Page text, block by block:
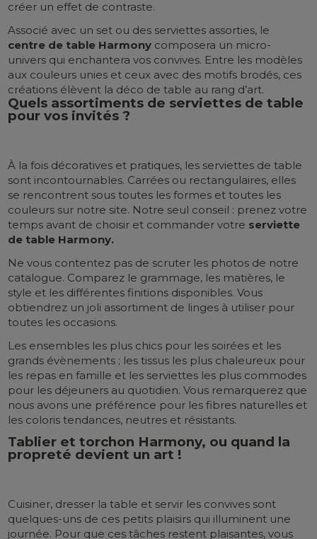
créer un effet de contraste.
Associé avec un set ou des serviettes assorties, le
centre de table Harmony composera un micro-
univers qui enchantera vos convives. Entre les modèles
aux couleurs unies et ceux avec des motifs brodés, ces
créations élèvent la déco de table au rang d’art.
Quels assortiments de serviettes de table
pour vos invités ?
À la fois décoratives et pratiques, les serviettes de table
sont incontournables. Carrées ou rectangulaires, elles
se rencontrent sous toutes les formes et toutes les
couleurs sur notre site. Notre seul conseil : prenez votre
temps avant de choisir et commander votre serviette
de table Harmony.
Ne vous contentez pas de scruter les photos de notre
catalogue. Comparez le grammage, les matières, le
style et les différentes finitions disponibles. Vous
obtiendrez un joli assortiment de linges à utiliser pour
toutes les occasions.
Les ensembles les plus chics pour les soirées et les
grands évènements ; les tissus les plus chaleureux pour
les repas en famille et les serviettes les plus commodes
pour les déjeuners au quotidien. Vous remarquerez que
nous avons une préférence pour les fibres naturelles et
les coloris tendances, neutres et résistants.
Tablier et torchon Harmony, ou quand la
propreté devient un art !
Cuisiner, dresser la table et servir les convives sont
quelques-uns de ces petits plaisirs qui illuminent une
journée. Pour que ces tâches restent plaisantes, vous